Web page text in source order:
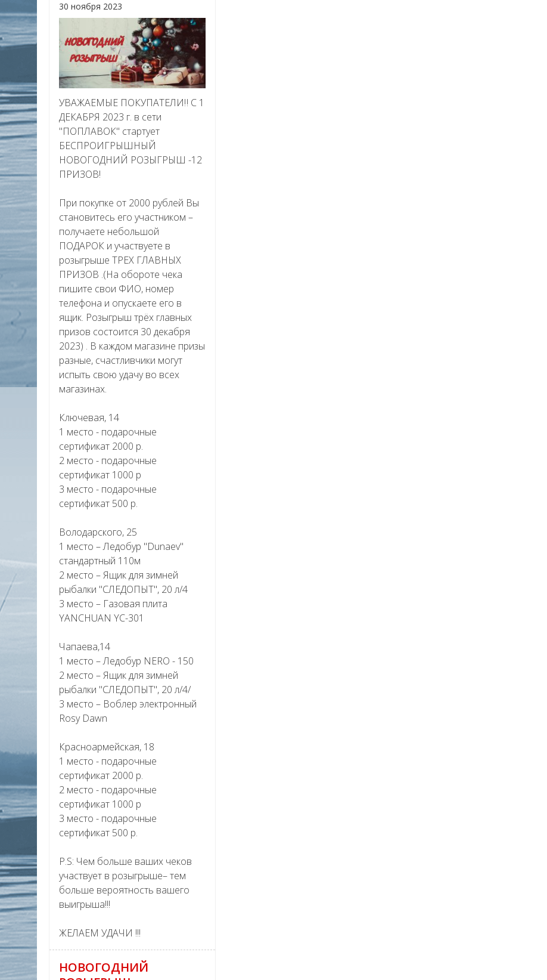
30 ноября 2023
УВАЖАЕМЫЕ ПОКУПАТЕЛИ‼ С 1
ДЕКАБРЯ 2023 г. в сети
"ПОПЛАВОК" стартует
БЕСПРОИГРЫШНЫЙ
НОВОГОДНИЙ РОЗЫГРЫШ -12
ПРИЗОВ!
При покупке от 2000 рублей Вы
становитесь его участником –
получаете небольшой
ПОДАРОК и участвуете в
розыгрыше ТРЕХ ГЛАВНЫХ
ПРИЗОВ .(На обороте чека
пишите свои ФИО, номер
телефона и опускаете его в
ящик. Розыгрыш трёх главных
призов состоится 30 декабря
2023) . В каждом магазине призы
разные, счастливчики могут
испыть свою удачу во всех
магазинах.
Ключевая, 14
1 место - подарочные
сертификат 2000 р.
2 место - подарочные
сертификат 1000 р
3 место - подарочные
сертификат 500 р.
Володарского, 25
1 место – Ледобур "Dunaev"
стандартный 110м
2 место – Ящик для зимней
рыбалки "СЛЕДОПЫТ", 20 л/4
3 место – Газовая плита
YANCHUAN YC-301
Чапаева,14
1 место – Ледобур NERO - 150
2 место – Ящик для зимней
рыбалки "СЛЕДОПЫТ", 20 л/4/
3 место – Воблер электронный
Rosy Dawn
Красноармейская, 18
1 место - подарочные
сертификат 2000 р.
2 место - подарочные
сертификат 1000 р
3 место - подарочные
сертификат 500 р.
P.S: Чем больше ваших чеков
участвует в розыгрыше– тем
больше вероятность вашего
выигрыша!!!
ЖЕЛАЕМ УДАЧИ !!!
НОВОГОДНИЙ